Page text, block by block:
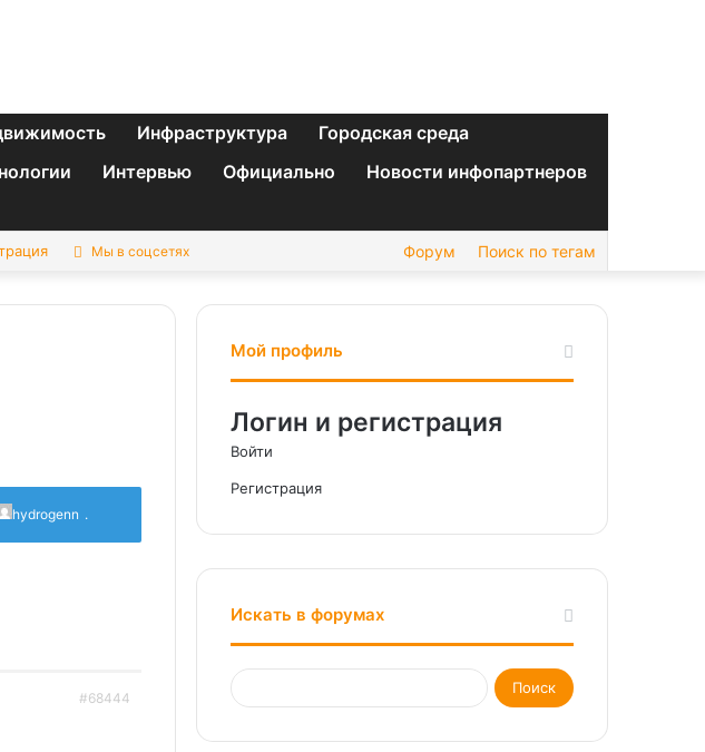
Инфраструктура
Городская среда
Интервью Официально
Новости инфопартнеров
Мы в соцсетях Форум Поиск по тегам
hydrogenn .
#68444
Мой профиль
Логин и регистрация
Войти
Регистрация
Искать в форумах